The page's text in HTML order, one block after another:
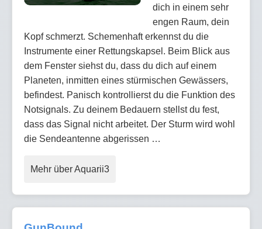
dich in einem sehr
engen Raum, dein
Kopf schmerzt. Schemenhaft erkennst du die
Instrumente einer Rettungskapsel. Beim Blick aus
dem Fenster siehst du, dass du dich auf einem
Planeten, inmitten eines stürmischen Gewässers,
befindest. Panisch kontrollierst du die Funktion des
Notsignals. Zu deinem Bedauern stellst du fest,
dass das Signal nicht arbeitet. Der Sturm wird wohl
die Sendeantenne abgerissen …
Mehr über Aquarii3